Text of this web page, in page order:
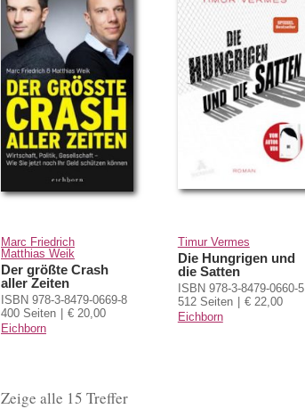
Marc Friedrich
Matthias Weik
Der größte Crash
aller Zeiten
ISBN 978-3-8479-0669-8
400 Seiten
€ 20,00
Eichborn
Timur Vermes
Die Hungrigen und
die Satten
ISBN 978-3-8479-0660-5
512 Seiten
€ 22,00
Eichborn
Zeige alle 15 Treffer